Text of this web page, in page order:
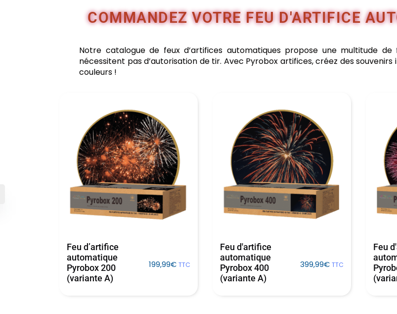
COMMANDEZ VOTRE FEU D'ARTIFICE
Notre catalogue de feux d’artifices automatiques propose une multitude de
nécessitent pas d’autorisation de tir. Avec Pyrobox artifices, créez des
couleurs !
Feu d’artifice
automatique
Pyrobox 200
(variante A)
199,99€ TTC
Feu d'artifice
automatique
Pyrobox 400
(variante A)
399,99€ TTC
Feu